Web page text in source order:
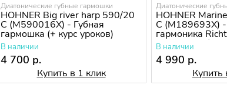
Диатонические губные гармошки
HOHNER Big river harp 590/20
C (M590016X) - Губная
гармошка (+ курс уроков)
В наличии
4 700 р.
Купить в 1 клик
Диатонические
HOHNER
C (M189693X) -
гармоника
курс уроков)
В наличии
4 990 р.
Купить